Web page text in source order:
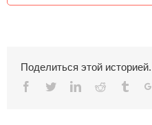
Поделиться этой историей.
Facebook
TwitterLinkedinReddit